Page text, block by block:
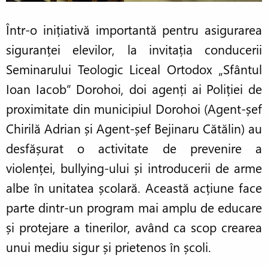
Într-o inițiativă importantă pentru asigurarea
siguranței elevilor, la invitația conducerii
Seminarului Teologic Liceal Ortodox „Sfântul
Ioan Iacob” Dorohoi, doi agenți ai Poliției de
proximitate din municipiul Dorohoi (Agent-șef
Chirilă Adrian și Agent-șef Bejinaru Cătălin) au
desfășurat o activitate de prevenire a
violenței, bullying-ului și introducerii de arme
albe în unitatea școlară. Această acțiune face
parte dintr-un program mai amplu de educare
și protejare a tinerilor, având ca scop crearea
unui mediu sigur și prietenos în școli.